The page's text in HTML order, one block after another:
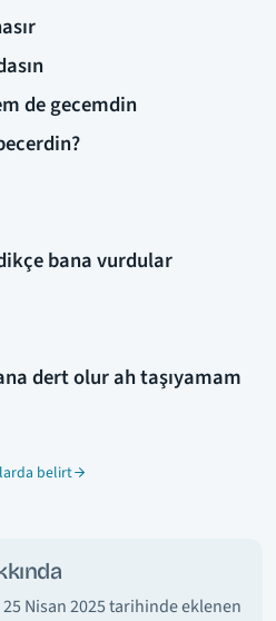
de gecemdin
bana vurdular
dert olur ah taşıyamam
belirt
25 Nisan 2025 tarihinde eklenen